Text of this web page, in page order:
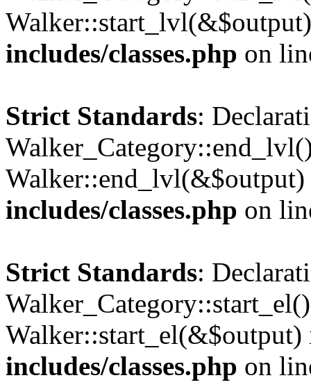
includes/classes.php on
Strict Standards:
includes/classes.php on
Strict Standards:
includes/classes.php on